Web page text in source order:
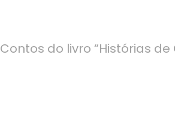
Contos do livro “Histórias